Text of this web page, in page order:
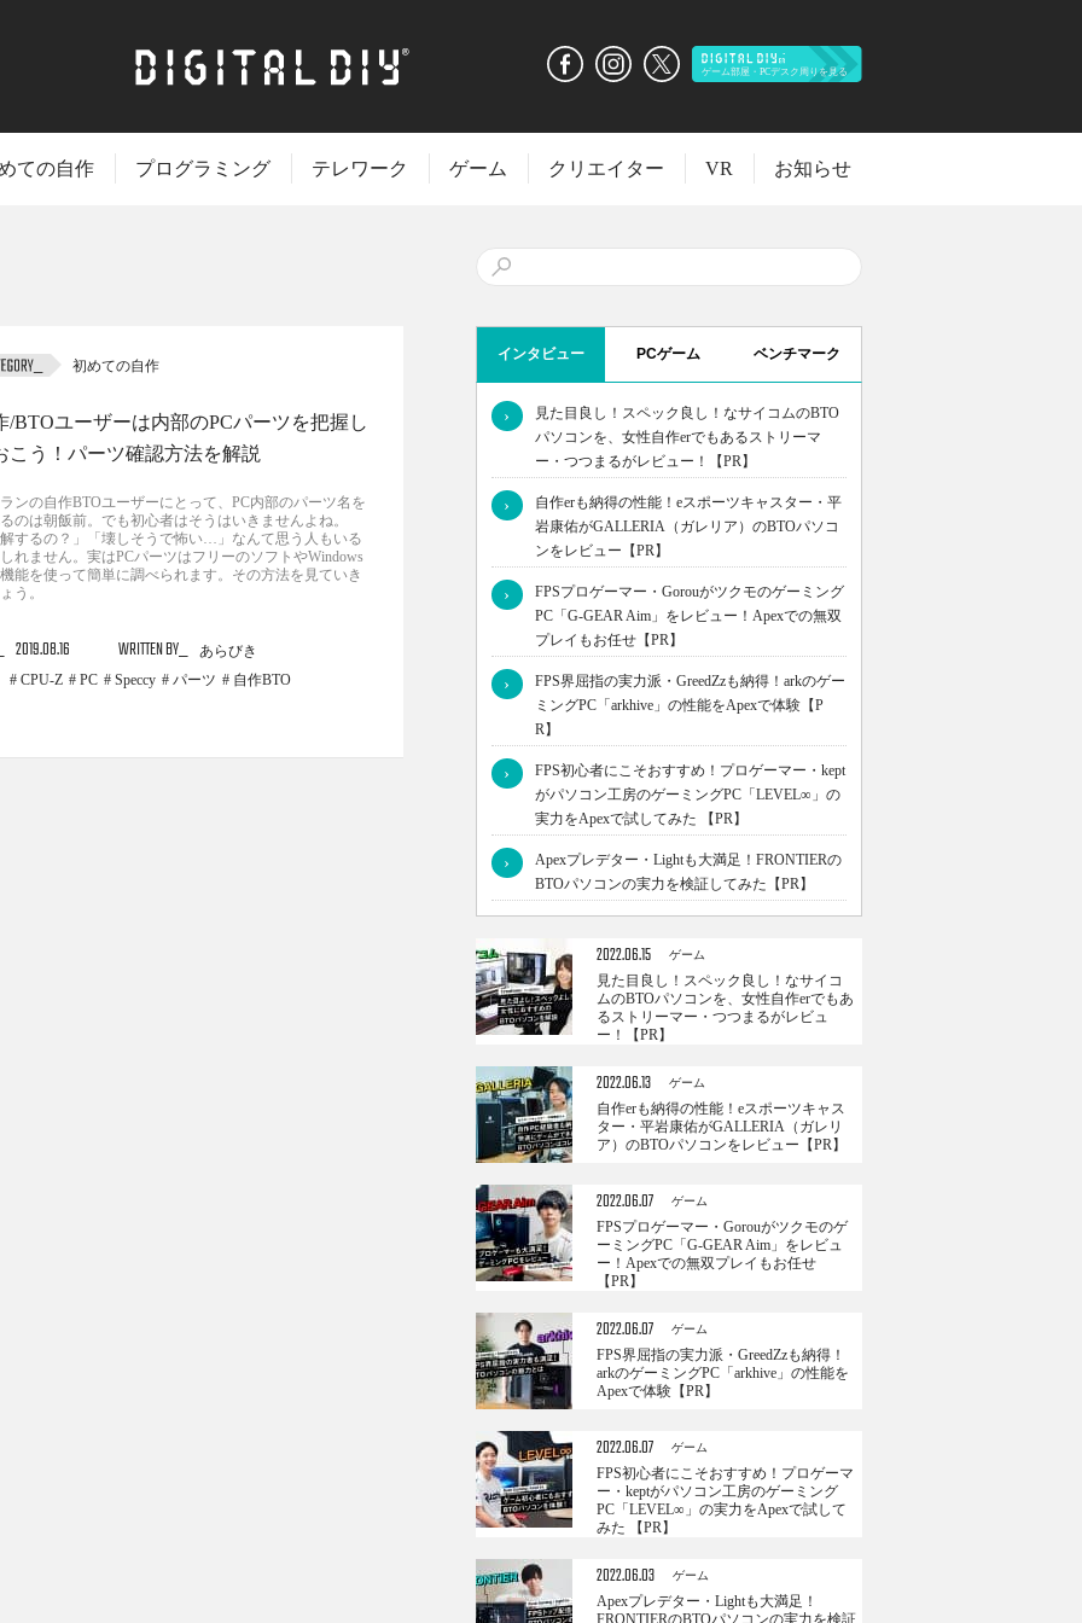
ての自作 プログラミング テレワーク ゲーム クリエイター VR お知らせ
初めての自作
/BTOユーザーは内部のPCパーツを把握し
こう！パーツ確認方法を解説
ンの自作BTOユーザーにとって、PC内部のパーツ名を
のは朝飯前。でも初心者はそうはいきませんよね。
解するの？」「壊しそうで怖い…」なんて思う人もいる
れません。実はPCパーツはフリーのソフトやWindows
能を使って簡単に調べられます。その方法を見ていき
う。
2019.08.16 WRITTEN BY あらびき
CPU-Z PC Speccy パーツ 自作BTO
インタビュー PCゲーム ベンチマーク
›
見た目良し！スペック良し！なサイコムのBTO
パソコンを、女性自作erでもあるストリーマ
ー・つつまるがレビュー！【PR】
›
自作erも納得の性能！eスポーツキャスター・平
岩康佑がGALLERIA（ガレリア）のBTOパソコ
ンをレビュー【PR】
›
FPSプロゲーマー・Gorouがツクモのゲーミング
PC「G-GEAR Aim」をレビュー！Apexでの無双
プレイもお任せ【PR】
›
FPS界屈指の実力派・GreedZzも納得！arkのゲー
ミングPC「arkhive」の性能をApexで体験【P
R】
›
FPS初心者にこそおすすめ！プロゲーマー・kept
がパソコン工房のゲーミングPC「LEVEL∞」の
実力をApexで試してみた 【PR】
›
Apexプレデター・Lightも大満足！FRONTIERの
BTOパソコンの実力を検証してみた【PR】
2022.06.15 ゲーム
見た目良し！スペック良し！なサイコ
ムのBTOパソコンを、女性自作erでもあ
るストリーマー・つつまるがレビュ
ー！【PR】
2022.06.13 ゲーム
自作erも納得の性能！eスポーツキャス
ター・平岩康佑がGALLERIA（ガレリ
ア）のBTOパソコンをレビュー【PR】
2022.06.07 ゲーム
FPSプロゲーマー・Gorouがツクモのゲ
ーミングPC「G-GEAR Aim」をレビュ
ー！Apexでの無双プレイもお任せ
【PR】
2022.06.07 ゲーム
FPS界屈指の実力派・GreedZzも納得！
arkのゲーミングPC「arkhive」の性能を
Apexで体験【PR】
2022.06.07 ゲーム
FPS初心者にこそおすすめ！プロゲーマ
ー・keptがパソコン工房のゲーミング
PC「LEVEL∞」の実力をApexで試して
みた 【PR】
2022.06.03 ゲーム
Apexプレデター・Lightも大満足！
FRONTIERのBTOパソコンの実力を検証